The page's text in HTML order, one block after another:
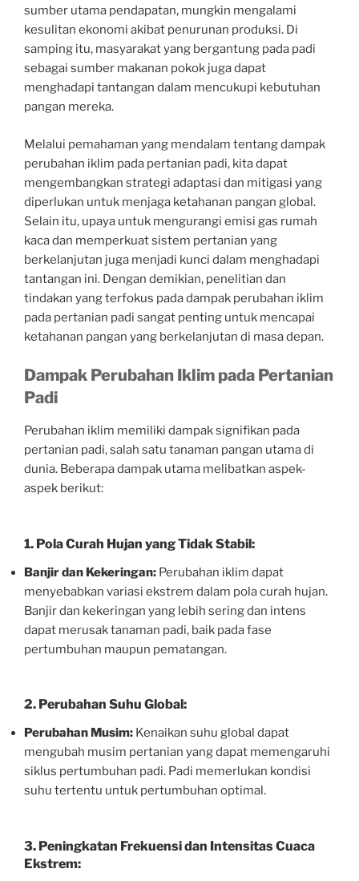
sumber utama pendapatan, mungkin mengalami
kesulitan ekonomi akibat penurunan produksi. Di
samping itu, masyarakat yang bergantung pada padi
sebagai sumber makanan pokok juga dapat
menghadapi tantangan dalam mencukupi kebutuhan
pangan mereka.
Melalui pemahaman yang mendalam tentang dampak
perubahan iklim pada pertanian padi, kita dapat
mengembangkan strategi adaptasi dan mitigasi yang
diperlukan untuk menjaga ketahanan pangan global.
Selain itu, upaya untuk mengurangi emisi gas rumah
kaca dan memperkuat sistem pertanian yang
berkelanjutan juga menjadi kunci dalam menghadapi
tantangan ini. Dengan demikian, penelitian dan
tindakan yang terfokus pada dampak perubahan iklim
pada pertanian padi sangat penting untuk mencapai
ketahanan pangan yang berkelanjutan di masa depan.
Dampak Perubahan Iklim pada Pertanian
Padi
Perubahan iklim memiliki dampak signifikan pada
pertanian padi, salah satu tanaman pangan utama di
dunia. Beberapa dampak utama melibatkan aspek-
aspek berikut:
1. Pola Curah Hujan yang Tidak Stabil:
Banjir dan Kekeringan: Perubahan iklim dapat
menyebabkan variasi ekstrem dalam pola curah hujan.
Banjir dan kekeringan yang lebih sering dan intens
dapat merusak tanaman padi, baik pada fase
pertumbuhan maupun pematangan.
2. Perubahan Suhu Global:
Perubahan Musim: Kenaikan suhu global dapat
mengubah musim pertanian yang dapat memengaruhi
siklus pertumbuhan padi. Padi memerlukan kondisi
suhu tertentu untuk pertumbuhan optimal.
3. Peningkatan Frekuensi dan Intensitas Cuaca
Ekstrem: